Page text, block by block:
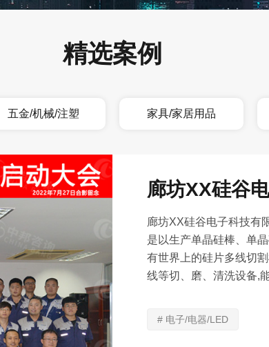
精选案例
五金/机械/注塑 家具/家居用品
廊坊XX硅谷
廊坊XX硅谷电子科技有
是以生产单晶硅棒、单
有世界上的硅片多线切
线等切、磨、清洗设备,
# 电子/电器/LED